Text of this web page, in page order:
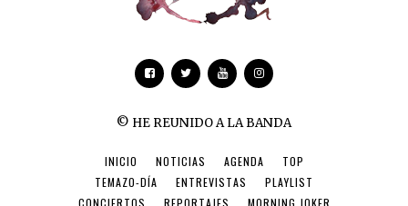
© HE REUNIDO A LA BANDA
INICIO NOTICIAS AGENDA
TOP
TEMAZO-DÍA
ENTREVISTAS
PLAYLIST
CONCIERTOS
REPORTAJES MORNING JOKER